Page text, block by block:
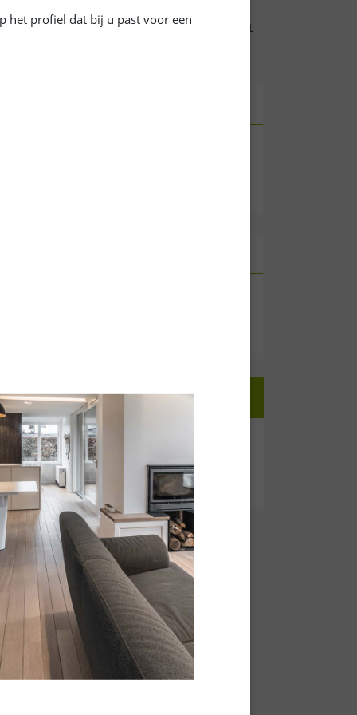
des rayons UV. Il est compatible avec
: Belmont®,Intensiv®,Sport®,Blumor® SD et
jaunissement Utilisable avec les
SD et
et Huile Parquet
het profiel dat bij u past voor een